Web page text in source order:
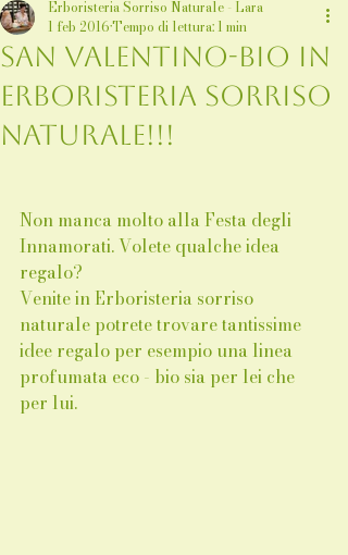
San Valentino-Bio in
Erboristeria sorriso
naturale!!!
Erboristeria Sorriso Naturale - Lara
1 feb 2016Tempo di lettura: 1 min
Non manca molto alla Festa degli
Innamorati. Volete qualche idea
regalo?
Venite in Erboristeria sorriso
naturale potrete trovare tantissime
idee regalo per esempio una linea
profumata eco - bio sia per lei che
per lui.